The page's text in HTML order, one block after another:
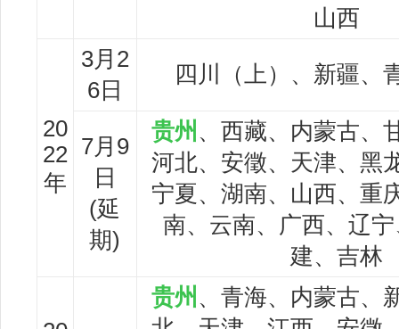
山西
20
22
年
3月2
6日
四川（上）、新疆、
7月9
日
(延
期)
贵州 、西藏、内蒙古、
河北、安徵、天津、黑
宁夏、湖南、山西、重
南、云南、广西、辽
建、吉林
贵州 、青海、内蒙古、